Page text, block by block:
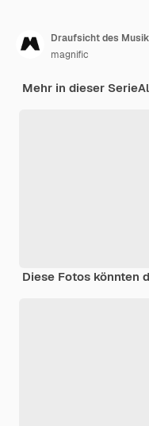
Draufsicht des
magnific
Mehr in dieser Serie
Diese Fotos könnten